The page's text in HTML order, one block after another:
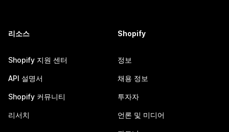
리소스
Shopify 지원 센터
API 설명서
Shopify 커뮤니티
리서치
Shopify
정보
채용 정보
투자자
언론 및 미디어